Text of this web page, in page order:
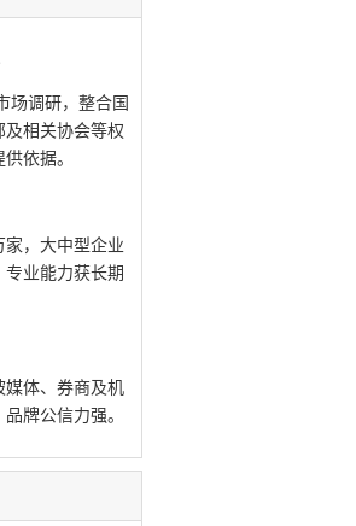
场调研，整合国
及相关协会等权
依据。
家，大中型企业
业能力获长期
媒体、券商及机
牌公信力强。